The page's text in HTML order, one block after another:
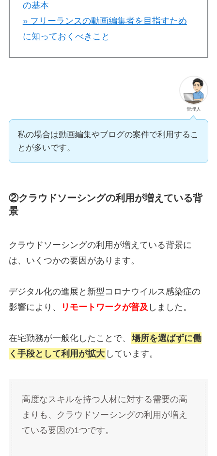
の基本
» フリーランスの動画編集者を目指すため
に知っておくべきこと
管理人
私の場合は動画編集やブログの案件で利用するこ
とが多いです。
②クラウドソーシングの利用が増えている背
景
クラウドソーシングの利用が増えている背景に
は、いくつかの要因があります。
デジタル化の進展と新型コロナウイルス感染症の
影響により、
リモートワークが普及 しました。
在宅勤務が一般化したことで、 場所を選ばずに働
く手段として利用が拡大 しています。
高度なスキルを持つ人材に対する需要の高
まりも、クラウドソーシングの利用が増え
ている要因の1つです。